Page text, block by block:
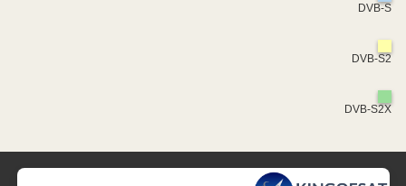
DVB-S
DVB-S2
DVB-S2X